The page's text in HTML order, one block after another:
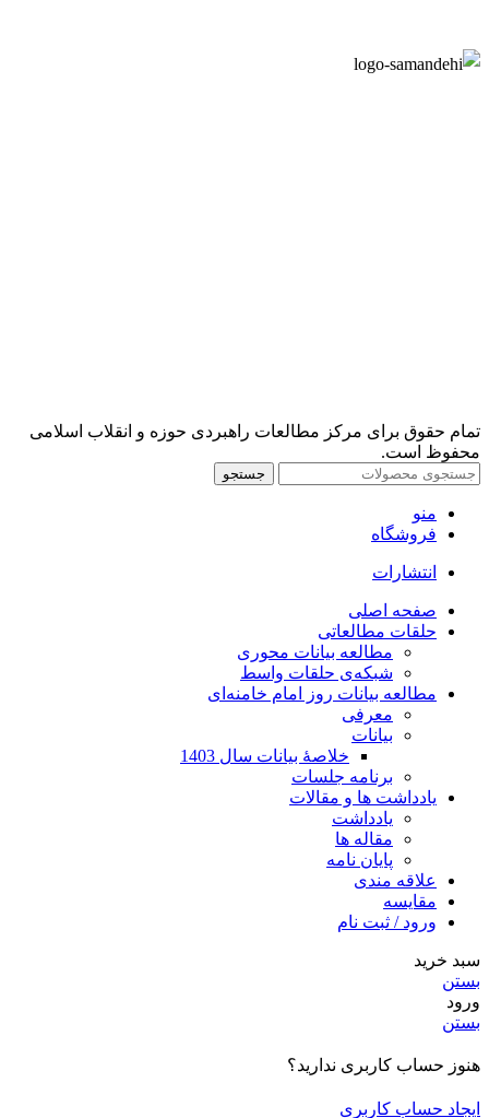
تمام حقوق برای مرکز مطالعات راهبردی حوزه و انقلاب اسلامی
محفوظ است.
جستجو
منو
فروشگاه
انتشارات
صفحه اصلی
حلقات مطالعاتی
مطالعه بیانات محوری
شبکه‌ی حلقات واسط
مطالعه بیانات روز امام خامنه‌ای
معرفی
بیانات
خلاصۀ بیانات سال 1403
برنامه جلسات
یادداشت ها و مقالات
یادداشت
مقاله ها
پایان نامه
علاقه مندی
مقایسه
ورود / ثبت نام
سبد خرید
بستن
ورود
بستن
هنوز حساب کاربری ندارید؟
ایجاد حساب کاربری